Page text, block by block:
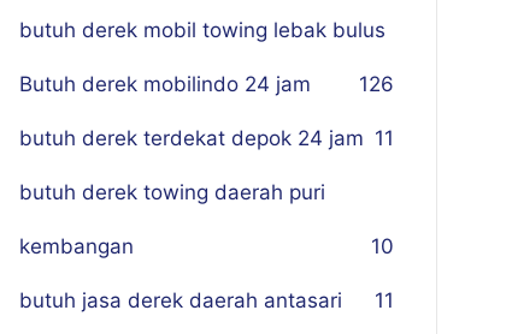
butuh derek mobil towing lebak bulus
26
Butuh derek mobilindo 24 jam 1
butuh derek terdekat depok 24 jam 11
butuh derek towing daerah puri
kembangan 10
butuh jasa derek daerah antasari 11